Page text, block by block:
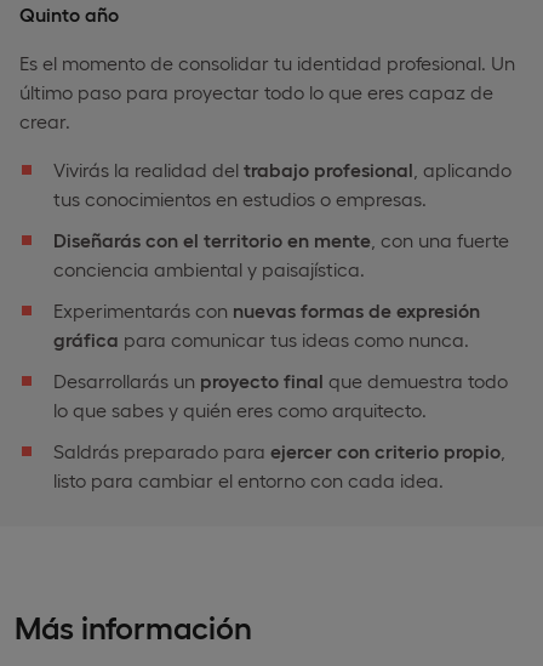
Quinto año
Es el momento de consolidar tu identidad profesional. Un
último paso para proyectar todo lo que eres capaz de
crear.
Vivirás la realidad del trabajo profesional , aplicando
tus conocimientos en estudios o empresas.
Diseñarás con el territorio en mente , con una fuerte
conciencia ambiental y paisajística.
Experimentarás con nuevas formas de expresión
gráfica para comunicar tus ideas como nunca.
Desarrollarás un proyecto final que demuestra todo
lo que sabes y quién eres como arquitecto.
Saldrás preparado para ejercer con criterio propio
listo para cambiar el entorno con cada idea.
Más información